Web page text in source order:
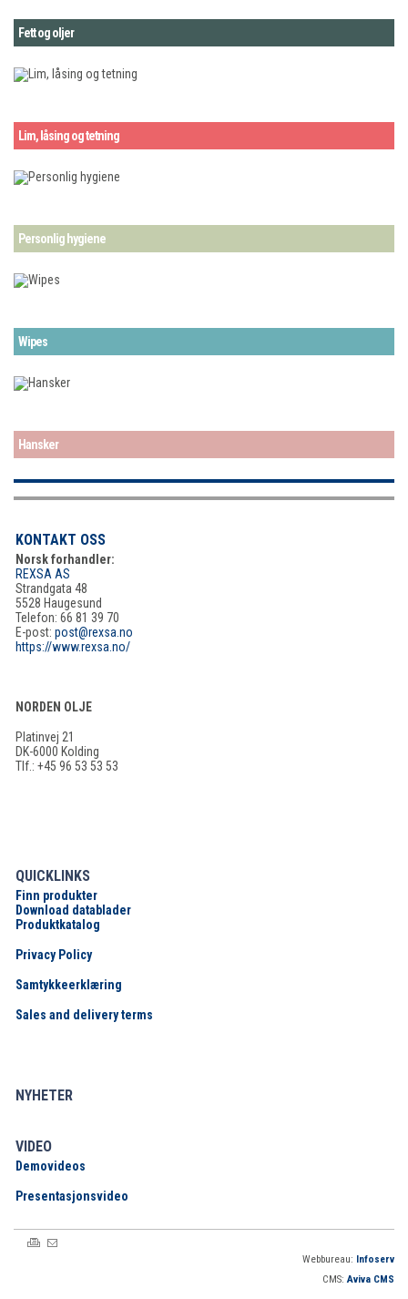
Fett og oljer
Lim, låsing og tetning
Personlig hygiene
Wipes
Hansker
KONTAKT OSS
Norsk forhandler:
REXSA AS
Strandgata 48
5528 Haugesund
Telefon: 66 81 39 70
E-post: post@rexsa.no
https://www.rexsa.no/
NORDEN OLJE
Platinvej 21
DK-6000 Kolding
Tlf.: +45 96 53 53 53
QUICKLINKS
Finn produkter
Download datablader
Produktkatalog
Privacy Policy
Samtykkeerklæring
Sales and delivery terms
NYHETER
VIDEO
Demovideos
Presentasjonsvideo
Webbureau:
Infoserv
CMS: Aviva CMS